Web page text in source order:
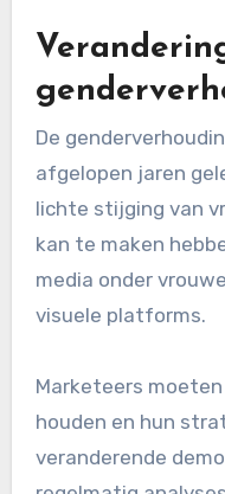
De
afgelopen jaren
lichte stijging van
kan te maken
media onder
visuele platforms.
Marketeers
houden en hun
veranderende